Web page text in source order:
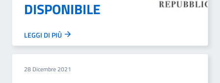
DISPONIBILE
LEGGI DI PIÙ
28 Dicembre 2021